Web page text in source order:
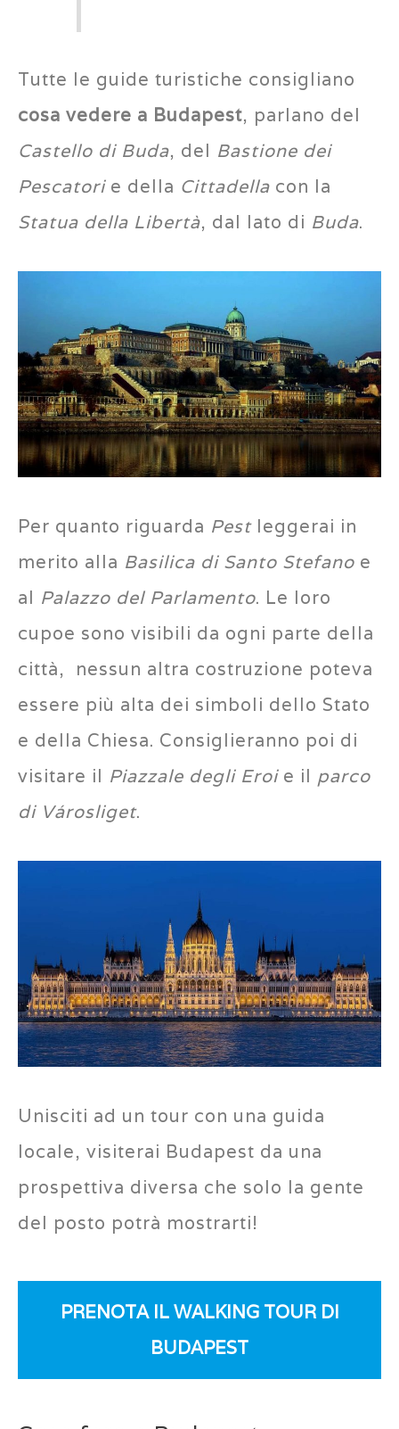
Tutte le guide turistiche consigliano
cosa vedere a Budapest, parlano del
Castello di Buda, del Bastione dei
Pescatorie della Cittadella con la
Statua della Libertà, dal lato di Buda.
Per quanto riguarda Pestleggerai in
merito alla Basilica di Santo Stefano e
al Palazzo del Parlamento. Le loro
cupoe sono visibili da ogni parte della
città, nessun altra costruzione poteva
essere più alta dei simboli dello Stato
e della Chiesa. Consiglieranno poi di
visitare il Piazzale degli Eroie il parco
di Városliget.
Unisciti ad un tour con una guida
locale, visiterai Budapest da una
prospettiva diversa che solo la gente
del posto potrà mostrarti!
PRENOTA IL WALKING TOUR DI
BUDAPEST